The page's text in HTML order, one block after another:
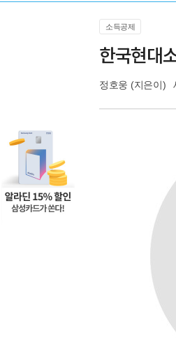
소득공제
한국현대
정호웅 (지은이)